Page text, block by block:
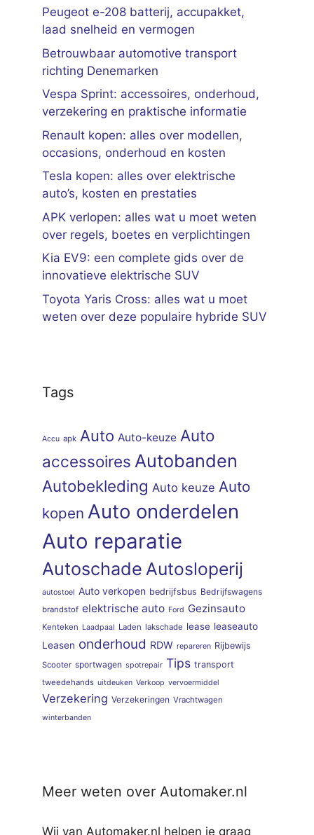
Peugeot e-208 batterij, accupakket,
laad snelheid en vermogen
Betrouwbaar automotive transport
richting Denemarken
Vespa Sprint: accessoires, onderhoud,
verzekering en praktische informatie
Renault kopen: alles over modellen,
occasions, onderhoud en kosten
Tesla kopen: alles over elektrische
auto’s, kosten en prestaties
APK verlopen: alles wat u moet weten
over regels, boetes en verplichtingen
Kia EV9: een complete gids over de
innovatieve elektrische SUV
Toyota Yaris Cross: alles wat u moet
weten over deze populaire hybride SUV
Tags
Accu apk Auto Auto-keuze Auto
accessoires Autobanden
Autobekleding Auto keuze Auto
kopen Auto onderdelen
Auto reparatie
Autoschade Autosloperij
autostoel Auto verkopen bedrijfsbus Bedrijfswagens
brandstof elektrische auto Ford Gezinsauto
Kenteken Laadpaal Laden lakschade lease leaseauto
Leasen onderhoud RDW repareren Rijbewijs
Scooter sportwagen spotrepair Tips transport
tweedehands uitdeuken Verkoop vervoermiddel
Verzekering Verzekeringen Vrachtwagen
winterbanden
Meer weten over Automaker.nl
Wij van Automaker.nl helpen je graag